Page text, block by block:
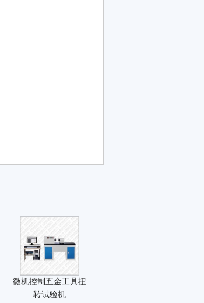
微机控制五金工具扭
转试验机